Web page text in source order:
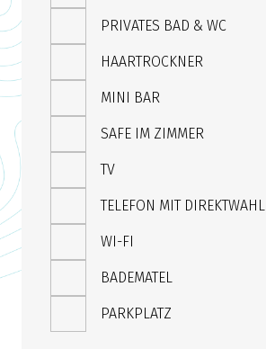
PRIVATES BAD & WC
HAARTROCKNER
MINI BAR
SAFE IM ZIMMER
TV
TELEFON MIT DIREKTWAHL
WI-FI
BADEMATEL
PARKPLATZ